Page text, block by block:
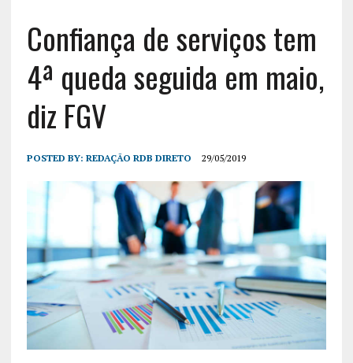
Confiança de serviços tem
4ª queda seguida em maio,
diz FGV
POSTED BY: REDAÇÃO RDB DIRETO 29/05/2019